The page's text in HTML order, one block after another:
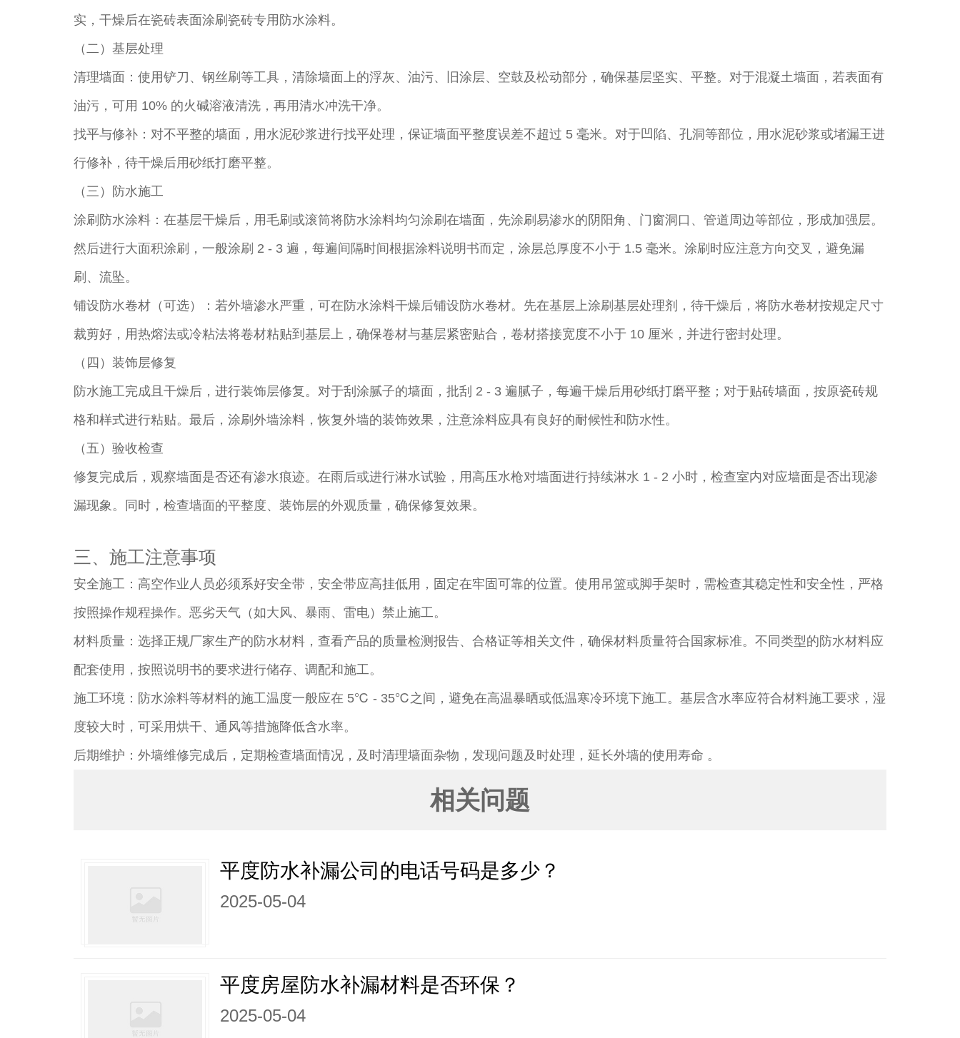
实，干燥后在瓷砖表面涂刷瓷砖专用防水涂料。​
（二）基层处理​
清理墙面：使用铲刀、钢丝刷等工具，清除墙面上的浮灰、油污、旧涂层、空鼓及松动部分，确保基层坚实、平整。对于混凝土墙面，若表面有
油污，可用 10% 的火碱溶液清洗，再用清水冲洗干净。​
找平与修补：对不平整的墙面，用水泥砂浆进行找平处理，保证墙面平整度误差不超过 5 毫米。对于凹陷、孔洞等部位，用水泥砂浆或堵漏王进
行修补，待干燥后用砂纸打磨平整。​
（三）防水施工​
涂刷防水涂料：在基层干燥后，用毛刷或滚筒将防水涂料均匀涂刷在墙面，先涂刷易渗水的阴阳角、门窗洞口、管道周边等部位，形成加强层。
然后进行大面积涂刷，一般涂刷 2 - 3 遍，每遍间隔时间根据涂料说明书而定，涂层总厚度不小于 1.5 毫米。涂刷时应注意方向交叉，避免漏
刷、流坠。​
铺设防水卷材（可选）：若外墙渗水严重，可在防水涂料干燥后铺设防水卷材。先在基层上涂刷基层处理剂，待干燥后，将防水卷材按规定尺寸
裁剪好，用热熔法或冷粘法将卷材粘贴到基层上，确保卷材与基层紧密贴合，卷材搭接宽度不小于 10 厘米，并进行密封处理。​
（四）装饰层修复​
防水施工完成且干燥后，进行装饰层修复。对于刮涂腻子的墙面，批刮 2 - 3 遍腻子，每遍干燥后用砂纸打磨平整；对于贴砖墙面，按原瓷砖规
格和样式进行粘贴。最后，涂刷外墙涂料，恢复外墙的装饰效果，注意涂料应具有良好的耐候性和防水性。​
（五）验收检查​
修复完成后，观察墙面是否还有渗水痕迹。在雨后或进行淋水试验，用高压水枪对墙面进行持续淋水 1 - 2 小时，检查室内对应墙面是否出现渗
漏现象。同时，检查墙面的平整度、装饰层的外观质量，确保修复效果。​
三、施工注意事项​
安全施工：高空作业人员必须系好安全带，安全带应高挂低用，固定在牢固可靠的位置。使用吊篮或脚手架时，需检查其稳定性和安全性，严格
按照操作规程操作。恶劣天气（如大风、暴雨、雷电）禁止施工。​
材料质量：选择正规厂家生产的防水材料，查看产品的质量检测报告、合格证等相关文件，确保材料质量符合国家标准。不同类型的防水材料应
配套使用，按照说明书的要求进行储存、调配和施工。​
施工环境：防水涂料等材料的施工温度一般应在 5℃ - 35℃之间，避免在高温暴晒或低温寒冷环境下施工。基层含水率应符合材料施工要求，湿
度较大时，可采用烘干、通风等措施降低含水率。​
后期维护：外墙维修完成后，定期检查墙面情况，及时清理墙面杂物，发现问题及时处理，延长外墙的使用寿命 。
相关问题
平度防水补漏公司的电话号码是多少？
2025-05-04
平度房屋防水补漏材料是否环保？
2025-05-04